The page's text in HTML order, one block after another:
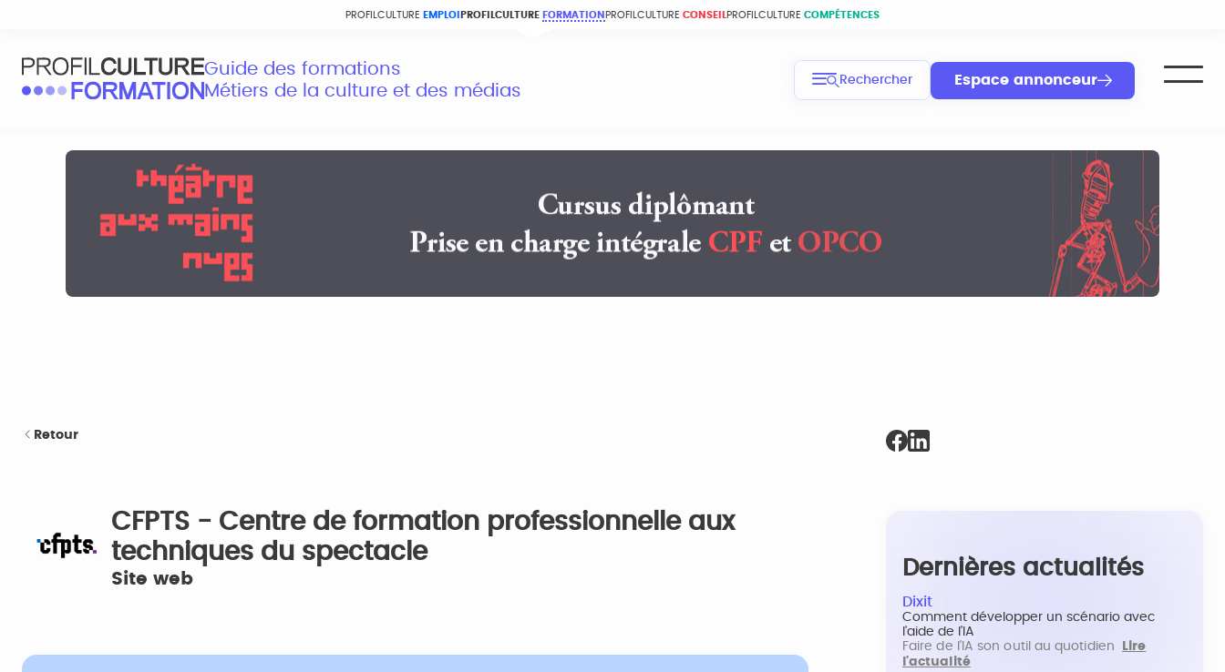
PROFILCULTURE EMPLOI PROFILCULTURE FORMATION PROFILCULTURE CONSEIL PROFILCULTURE COMPÉTENCES
Guide des formations
Métiers de la culture et des médias
Rechercher Espace annonceur
Retour
CFPTS - Centre de formation professionnelle aux
techniques du spectacle
Site web Dernières actualités
Dixit
Comment développer un scénario avec
l'aide de l'IA
Faire de l'IA son outil au quotidien
Lire
l'actualité